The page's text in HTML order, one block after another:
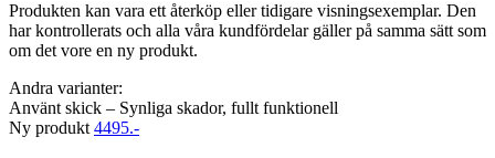
Produkten kan vara ett återköp eller tidigare visningsexemplar. Den
har kontrollerats och alla våra kundfördelar gäller på samma sätt som
om det vore en ny produkt.
Andra varianter:
Använt skick – Synliga skador, fullt funktionell
Ny produkt 4495.-